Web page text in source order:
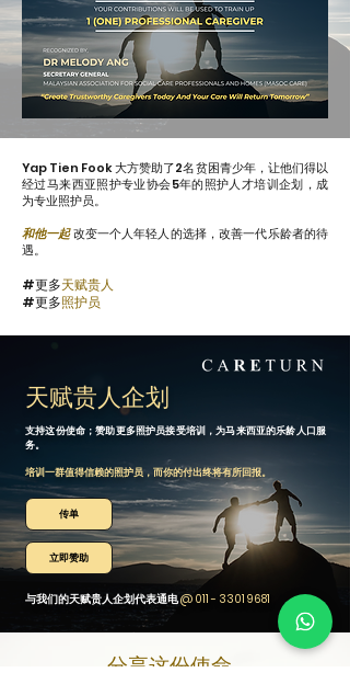
Yap Tien Fook 大方赞助了2名贫困青少年，让他们得以
经过马来西亚照护专业协会5年的照护人才培训企划，成
为专业照护员。
和他一起改变一个人年轻人的选择，改善一代乐龄者的待
遇。
#更多天赋贵人
#更多照护员
天赋贵人企划
支持这份使命；赞助更多照护员接受培训，为马来西亚的乐龄人口服
务。
培训一群值得信赖的照护员，而你的付出终将有所回报。
传单
立即赞助
与我们的天赋贵人企划代表通电@ 011 - 3301 9681
分享这份使命